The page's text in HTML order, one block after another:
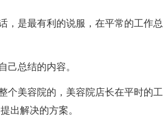
是最有利的说服，在平常的工作总
总结的内容。
美容院的，美容院店长在平时的工
出解决的方案。